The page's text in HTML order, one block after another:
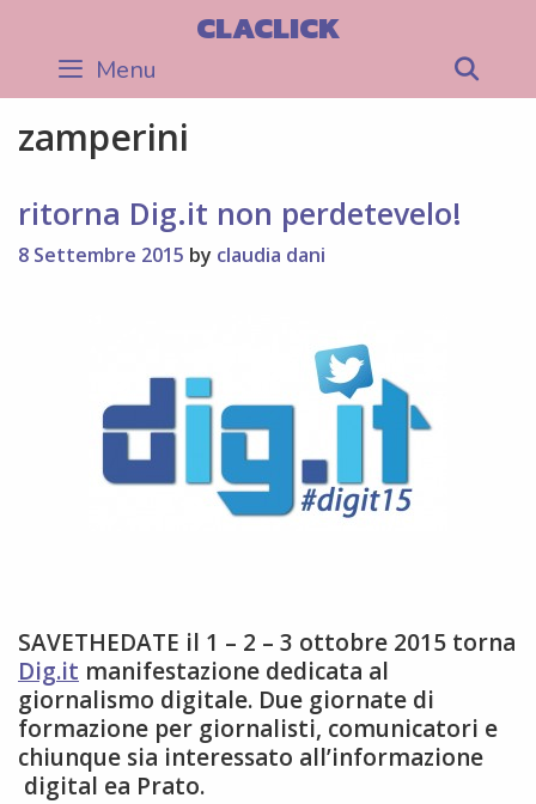
content
CLACLICK
Menu
zamperini
ritorna Dig.it non perdetevelo!
8 Settembre 2015 by claudia dani
SAVETHEDATE il 1 – 2 – 3 ottobre 2015 torna
Dig.it manifestazione dedicata al
giornalismo digitale. Due giornate di
formazione per giornalisti, comunicatori e
chiunque sia interessato all’informazione
digital ea Prato.